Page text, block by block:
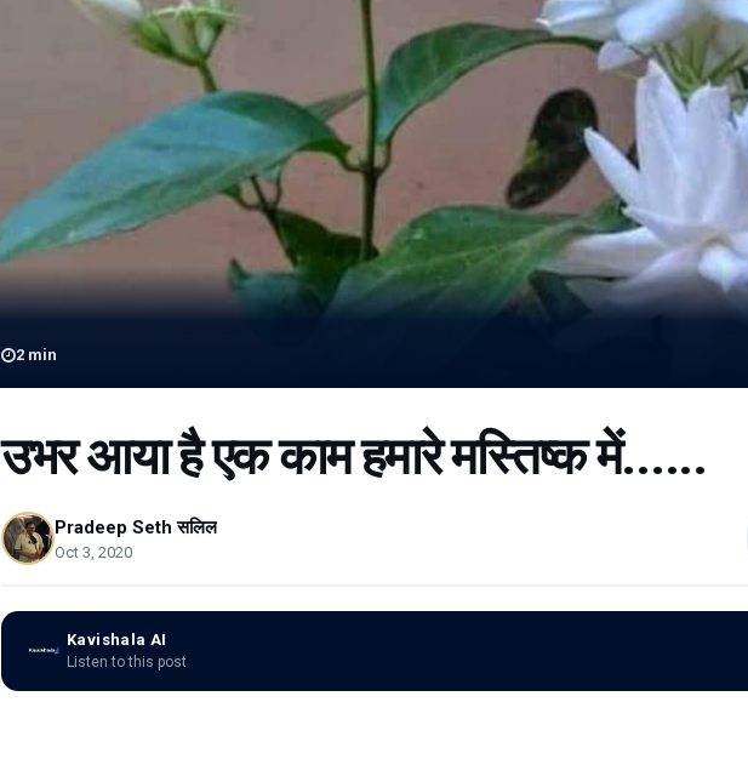
2 min
उभर आया है एक काम हमारे मस्तिष्क में......
Pradeep Seth सलिल
Oct 3, 2020
Kavishala AI
Listen to this post